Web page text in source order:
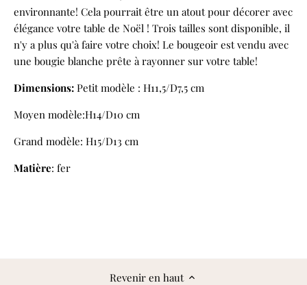
environnante! Cela pourrait être un atout pour décorer avec
élégance votre table de Noël ! Trois tailles sont disponible, il
n'y a plus qu'à faire votre choix! Le bougeoir est vendu avec
une bougie blanche prête à rayonner sur votre table!
Dimensions: Petit modèle : H11,5/D7,5 cm
Moyen modèle:H14/D10 cm
Grand modèle: H15/D13 cm
Matière: fer
Revenir en haut